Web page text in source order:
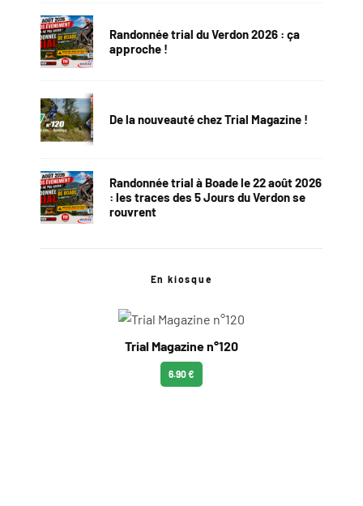
Randonnée trial du Verdon 2026 : ça
approche !
De la nouveauté chez Trial Magazine !
Randonnée trial à Boade le 22 août 2026
: les traces des 5 Jours du Verdon se
rouvrent
En kiosque
Trial Magazine n°120
6.90 €